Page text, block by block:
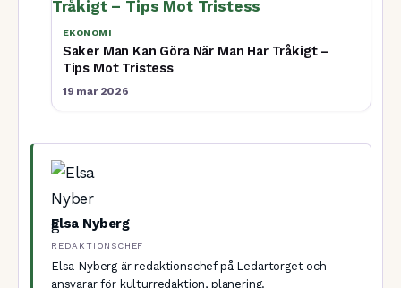
EKONOMI
Saker Man Kan Göra När Man Har Tråkigt –
Tips Mot Tristess
19 mar 2026
Elsa Nyberg
REDAKTIONSCHEF
Elsa Nyberg är redaktionschef på Ledartorget och
ansvarar för kulturredaktion, planering.